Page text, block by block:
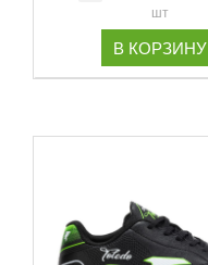
шт
В КОРЗИНУ